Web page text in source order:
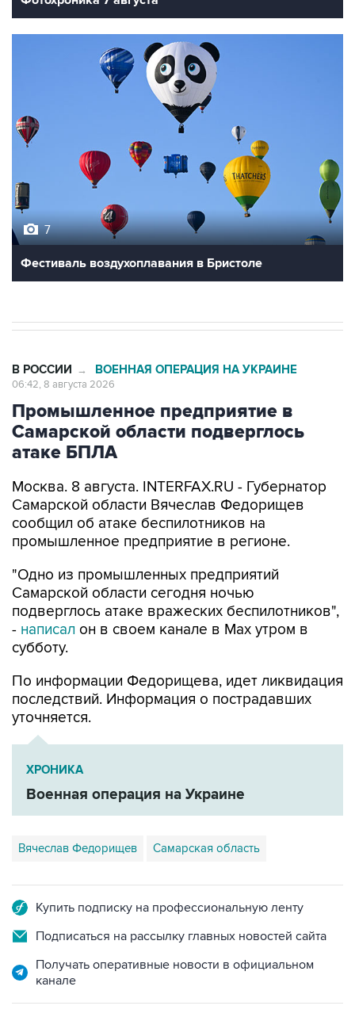
7
Фестиваль воздухоплавания в Бристоле
В РОССИИ → ВОЕННАЯ ОПЕРАЦИЯ НА УКРАИНЕ
06:42, 8 августа 2026
Промышленное предприятие в
Самарской области подверглось
атаке БПЛА
Москва. 8 августа. INTERFAX.RU - Губернатор
Самарской области Вячеслав Федорищев
сообщил об атаке беспилотников на
промышленное предприятие в регионе.
"Одно из промышленных предприятий
Самарской области сегодня ночью
подверглось атаке вражеских беспилотников",
- написал он в своем канале в Max утром в
субботу.
По информации Федорищева, идет ликвидация
последствий. Информация о пострадавших
уточняется.
ХРОНИКА
Военная операция на Украине
Вячеслав Федорищев Самарская область
Купить подписку на профессиональную ленту
Подписаться на рассылку главных новостей сайта
Получать оперативные новости в официальном
канале